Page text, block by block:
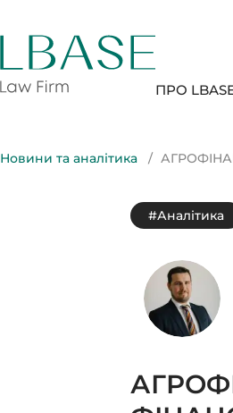
ПРО
Новини та аналітика
#Аналітика